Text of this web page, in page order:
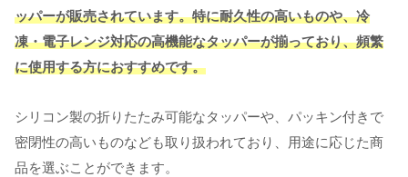
ッパーが販売されています。特に耐久性の高いものや、冷
凍・電子レンジ対応の高機能なタッパーが揃っており、頻繁
に使用する方におすすめです。
シリコン製の折りたたみ可能なタッパーや、パッキン付きで
密閉性の高いものなども取り扱われており、用途に応じた商
品を選ぶことができます。